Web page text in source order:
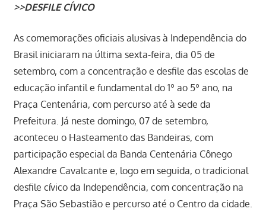
>>DESFILE CÍVICO
As comemorações oficiais alusivas à Independência do
Brasil iniciaram na última sexta-feira, dia 05 de
setembro, com a concentração e desfile das escolas de
educação infantil e fundamental do 1º ao 5º ano, na
Praça Centenária, com percurso até à sede da
Prefeitura. Já neste domingo, 07 de setembro,
aconteceu o Hasteamento das Bandeiras, com
participação especial da Banda Centenária Cônego
Alexandre Cavalcante e, logo em seguida, o tradicional
desfile cívico da Independência, com concentração na
Praça São Sebastião e percurso até o Centro da cidade.